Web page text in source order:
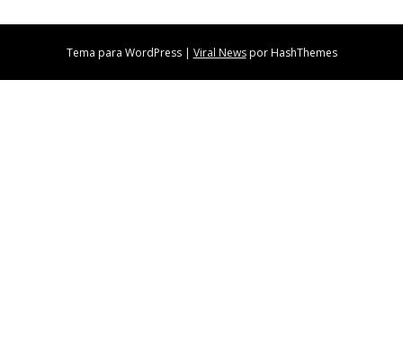
Tema para WordPress | Viral Newspor HashThemes